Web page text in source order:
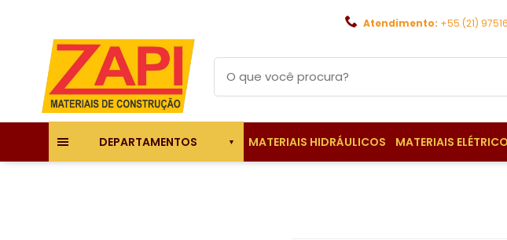
Atendimento: +55 (21)
DEPARTAMENTOS MATERIAIS HIDRÁULICOS MATERIAIS